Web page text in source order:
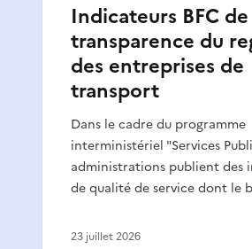
Indicateurs BFC de
transparence du
des entreprises de
transport
Dans le cadre du programme
interministériel "Services
administrations publient des
de qualité de service dont le
23 juillet 2026